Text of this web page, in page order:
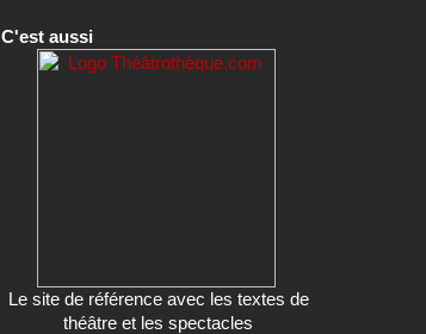
C'est aussi
Le site de référence avec les textes de
théâtre et les spectacles